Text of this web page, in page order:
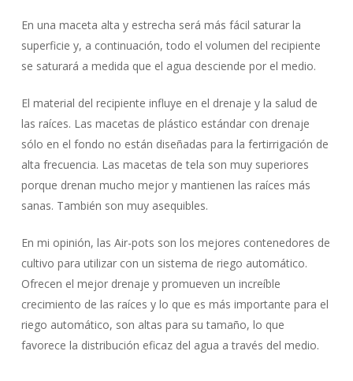
En una maceta alta y estrecha será más fácil saturar la
superficie y, a continuación, todo el volumen del recipiente
se saturará a medida que el agua desciende por el medio.
El material del recipiente influye en el drenaje y la salud de
las raíces. Las macetas de plástico estándar con drenaje
sólo en el fondo no están diseñadas para la fertirrigación de
alta frecuencia. Las macetas de tela son muy superiores
porque drenan mucho mejor y mantienen las raíces más
sanas. También son muy asequibles.
En mi opinión, las Air-pots son los mejores contenedores de
cultivo para utilizar con un sistema de riego automático.
Ofrecen el mejor drenaje y promueven un increíble
crecimiento de las raíces y lo que es más importante para el
riego automático, son altas para su tamaño, lo que
favorece la distribución eficaz del agua a través del medio.